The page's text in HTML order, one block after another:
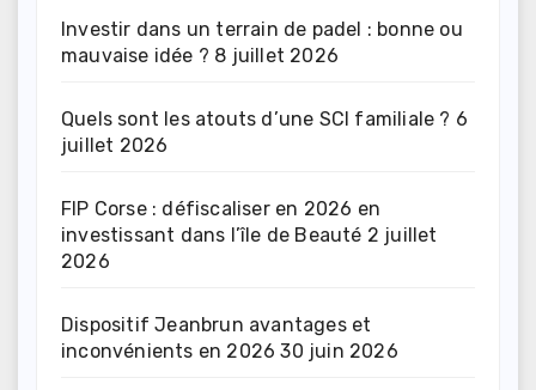
Investir dans un terrain de padel : bonne ou
mauvaise idée ? 8 juillet 2026
Quels sont les atouts d’une SCI familiale ? 6
juillet 2026
FIP Corse : défiscaliser en 2026 en
investissant dans l’île de Beauté 2 juillet
2026
Dispositif Jeanbrun avantages et
inconvénients en 2026 30 juin 2026